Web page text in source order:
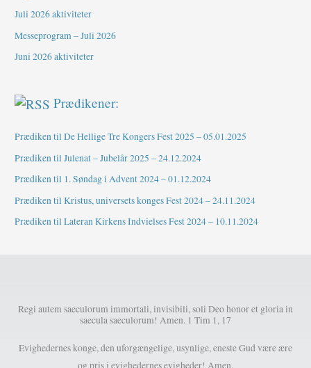
Juli 2026 aktiviteter
Messeprogram – Juli 2026
Juni 2026 aktiviteter
Prædikener:
Prædiken til De Hellige Tre Kongers Fest 2025 – 05.01.2025
Prædiken til Julenat – Jubelår 2025 – 24.12.2024
Prædiken til 1. Søndag i Advent 2024 – 01.12.2024
Prædiken til Kristus, universets konges Fest 2024 – 24.11.2024
Prædiken til Lateran Kirkens Indvielses Fest 2024 – 10.11.2024
Regi autem saeculorum immortali, invisibili, soli Deo honor et gloria in
saecula saeculorum! Amen. 1 Tim 1, 17
Evighedernes konge, den uforgængelige, usynlige, eneste Gud være ære
og pris i evighedernes evigheder! Amen.